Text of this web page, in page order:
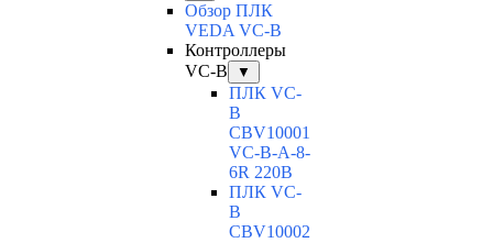
Обзор ПЛК
VEDA VC-B
Контроллеры
VC-B
▼
ПЛК VC-
B
CBV10001
VC-В-A-8-
6R 220В
ПЛК VC-
B
CBV10002